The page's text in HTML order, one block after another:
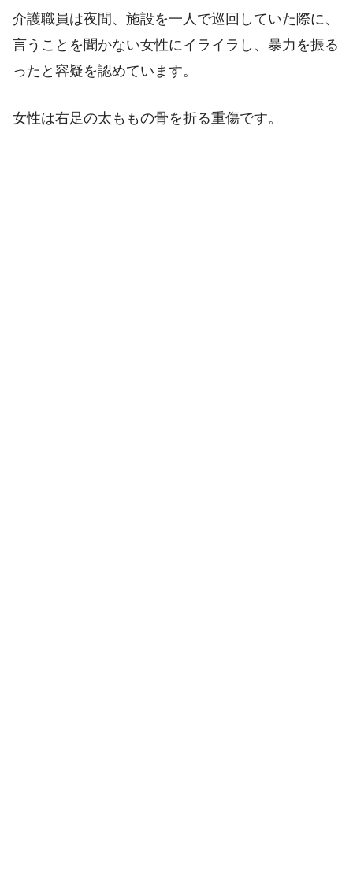
介護職員は夜間、施設を一人で巡回していた際に、
言うことを聞かない女性にイライラし、暴力を振る
ったと容疑を認めています。
女性は右足の太ももの骨を折る重傷です。